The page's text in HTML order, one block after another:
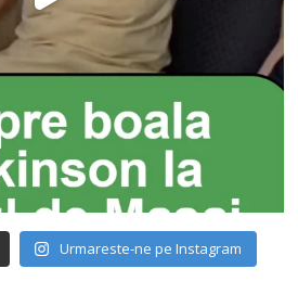
Urmareste-ne pe Instagram